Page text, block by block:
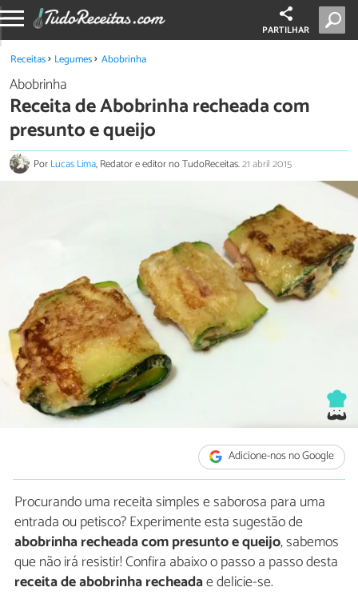
PARTILHAR
Receitas Legumes Abobrinha
Abobrinha
Receita de Abobrinha recheada com
presunto e queijo
PorLucas Lima, Redator e editor no TudoReceitas.21 abril 2015
Adicione-nos no Google
Procurando uma receita simples e saborosa para uma
entrada ou petisco? Experimente esta sugestão de
abobrinha recheada com presunto e queijo, sabemos
que não irá resistir! Confira abaixo o passo a passo desta
receita de abobrinha recheadae delicie-se.